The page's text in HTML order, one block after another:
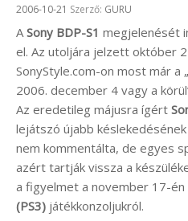
Beküldve:
2006-10-21 Szerző: GURU
A Sony BDP-S1 megjelenését
el. Az utoljára jelzett október
SonyStyle.com-on most már
2006. december 4 vagy a
Az eredetileg májusra ígért
lejátszó újabb
nem kommentálta, de egyes
azért tartják vissza a
a figyelmet a november 17-én
(PS3) játékkonzoljukról.